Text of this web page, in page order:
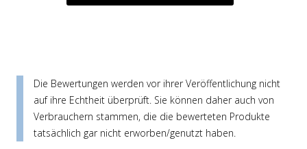
Die Bewertungen werden vor ihrer Veröffentlichung nicht
auf ihre Echtheit überprüft. Sie können daher auch von
Verbrauchern stammen, die die bewerteten Produkte
tatsächlich gar nicht erworben/genutzt haben.